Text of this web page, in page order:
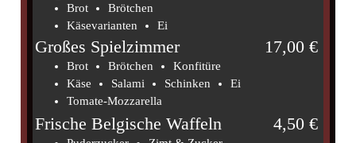
Brot
Brötchen
Käsevarianten
Ei
Großes Spielzimmer
Brot Brötchen
Konfitüre
Käse
Salami Schinken
Ei
Tomate-Mozzarella
17,00 €
Frische Belgische Waffeln 4,50 €